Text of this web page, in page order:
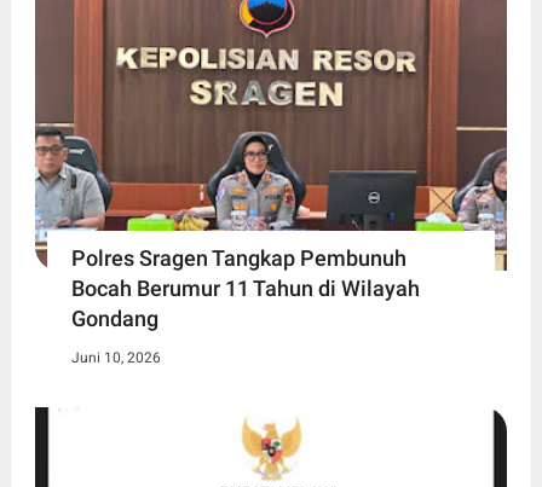
Polres Sragen Tangkap Pembunuh
Bocah Berumur 11 Tahun di Wilayah
Gondang
Juni 10, 2026